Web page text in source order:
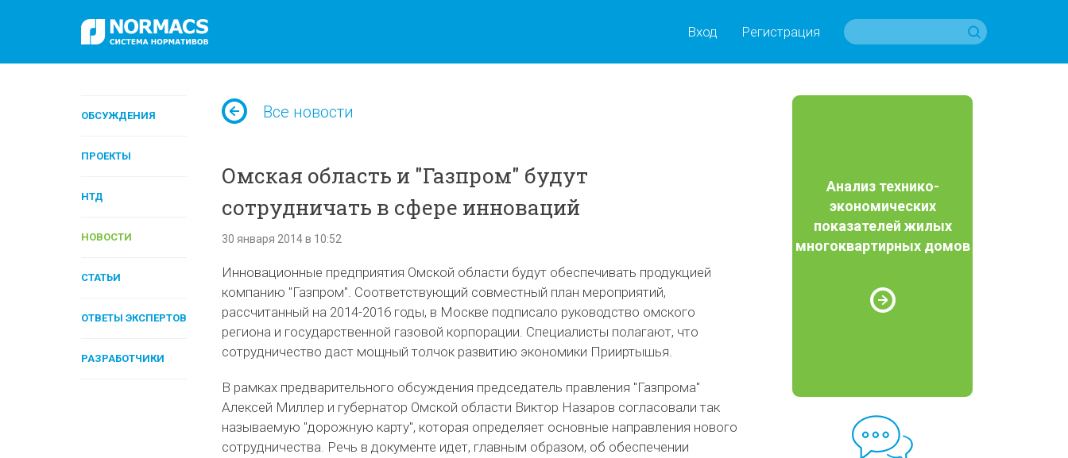
Вход Регистрация
ОБСУЖДЕНИЯ
ПРОЕКТЫ
НТД
НОВОСТИ
СТАТЬИ
ОТВЕТЫ ЭКСПЕРТОВ
РАЗРАБОТЧИКИ
Все новости
Омская область и "Газпром" будут
сотрудничать в сфере инноваций
30 января 2014 в 10:52
Инновационные предприятия Омской области будут обеспечивать продукцией
компанию "Газпром". Соответствующий совместный план мероприятий,
рассчитанный на 2014-2016 годы, в Москве подписало руководство омского
региона и государственной газовой корпорации. Специалисты полагают, что
сотрудничество даст мощный толчок развитию экономики Прииртышья.
В рамках предварительного обсуждения председатель правления "Газпрома"
Алексей Миллер и губернатор Омской области Виктор Назаров согласовали так
называемую "дорожную карту", которая определяет основные направления нового
сотрудничества. Речь в документе идет, главным образом, об обеспечении
Анализ технико-
экономических
показателей жилых
многоквартирных домов